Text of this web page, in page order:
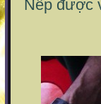
Nếp được